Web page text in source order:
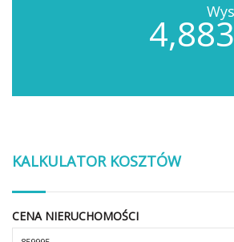
KALKULATOR KOSZTÓW
CENA NIERUCHOMOŚCI